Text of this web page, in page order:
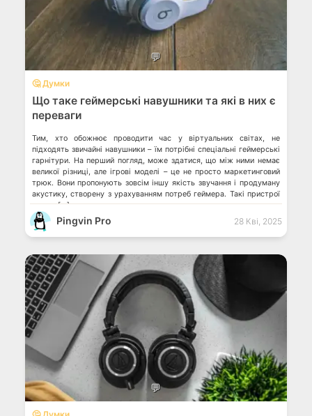
💬
🤔 Думки
Що таке геймерські навушники та які в них є
переваги
Тим, хто обожнює проводити час у віртуальних світах, не
підходять звичайні навушники – їм потрібні спеціальні геймерські
гарнітури. На перший погляд, може здатися, що між ними немає
великої різниці, але ігрові моделі – це не просто маркетинговий
трюк. Вони пропонують зовсім іншу якість звучання і продуману
акустику, створену з урахуванням потреб геймера. Такі пристрої
дають […]
Pingvin Pro 28 Кві, 2025
💬